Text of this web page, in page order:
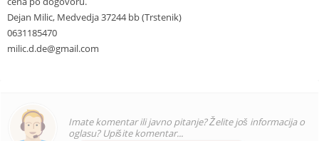
Dejan Milic, Medvedja 37244 bb (Trstenik)
0631185470
milic.d.de@gmail.com
Imate komentar ili javno pitanje? Želite još informacija o
oglasu? Upišite komentar...